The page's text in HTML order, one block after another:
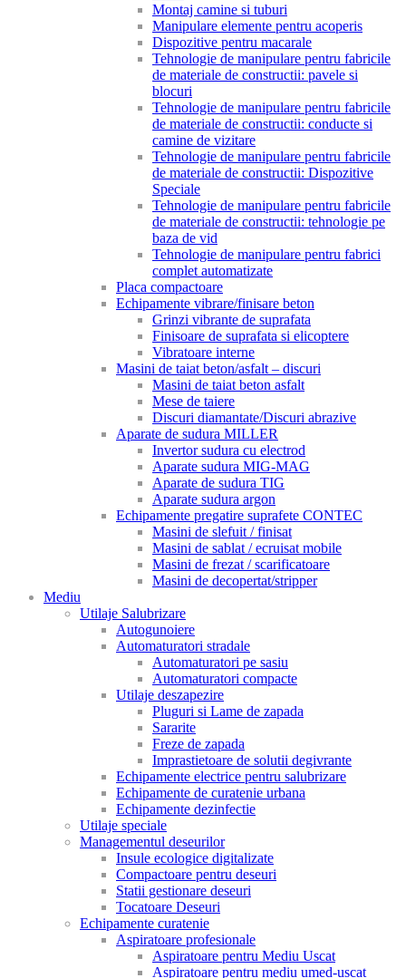
Montaj camine si tuburi
Manipulare elemente pentru acoperis
Dispozitive pentru macarale
Tehnologie de manipulare pentru fabricile
de materiale de constructii: pavele si
blocuri
Tehnologie de manipulare pentru fabricile
de materiale de constructii: conducte si
camine de vizitare
Tehnologie de manipulare pentru fabricile
de materiale de constructii: Dispozitive
Speciale
Tehnologie de manipulare pentru fabricile
de materiale de constructii: tehnologie pe
baza de vid
Tehnologie de manipulare pentru fabrici
complet automatizate
Placa compactoare
Echipamente vibrare/finisare beton
Grinzi vibrante de suprafata
Finisoare de suprafata si elicoptere
Vibratoare interne
Masini de taiat beton/asfalt – discuri
Masini de taiat beton asfalt
Mese de taiere
Discuri diamantate/Discuri abrazive
Aparate de sudura MILLER
Invertor sudura cu electrod
Aparate sudura MIG-MAG
Aparate de sudura TIG
Aparate sudura argon
Echipamente pregatire suprafete CONTEC
Masini de slefuit / finisat
Masini de sablat / ecruisat mobile
Masini de frezat / scarificatoare
Masini de decopertat/stripper
Mediu
Utilaje Salubrizare
Autogunoiere
Automaturatori stradale
Automaturatori pe sasiu
Automaturatori compacte
Utilaje deszapezire
Pluguri si Lame de zapada
Sararite
Freze de zapada
Imprastietoare de solutii degivrante
Echipamente electrice pentru salubrizare
Echipamente de curatenie urbana
Echipamente dezinfectie
Utilaje speciale
Managementul deseurilor
Insule ecologice digitalizate
Compactoare pentru deseuri
Statii gestionare deseuri
Tocatoare Deseuri
Echipamente curatenie
Aspiratoare profesionale
Aspiratoare pentru Mediu Uscat
Aspiratoare pentru mediu umed-uscat